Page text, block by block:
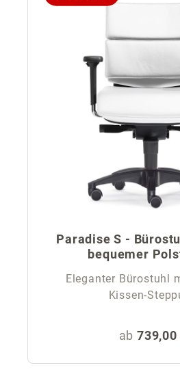
Paradise S -
bequemer
Eleganter Bürostuhl
Kissen-
Regulärer
ab 739,00